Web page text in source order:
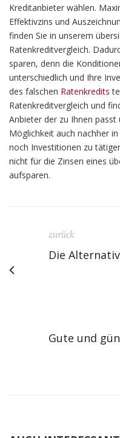
Kreditanbieter wählen.
Effektivzins und
finden Sie in unserem
Ratenkreditvergleich.
sparen, denn die
unterschiedlich und Ihre
des falschen Ratenkredits
Ratenkreditvergleich und
Anbieter der zu Ihnen passt
Möglichkeit auch nachher
noch Investitionen zu
nicht für die Zinsen eines
aufsparen.
zurück
Die
Gute und